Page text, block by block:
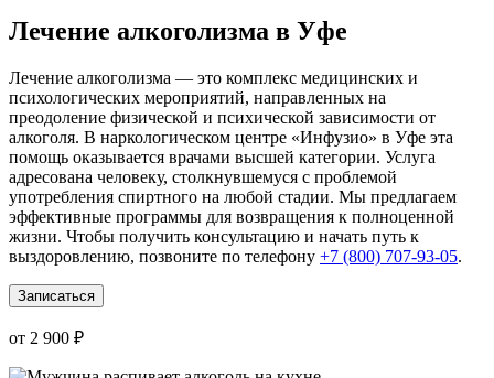
Лечение алкоголизма в Уфе
Лечение алкоголизма — это комплекс медицинских и
психологических мероприятий, направленных на
преодоление физической и психической зависимости от
алкоголя. В наркологическом центре «Инфузио» в Уфе эта
помощь оказывается врачами высшей категории. Услуга
адресована человеку, столкнувшемуся с проблемой
употребления спиртного на любой стадии. Мы предлагаем
эффективные программы для возвращения к полноценной
жизни. Чтобы получить консультацию и начать путь к
выздоровлению, позвоните по телефону +7 (800) 707-93-05.
Записаться
от 2 900 ₽